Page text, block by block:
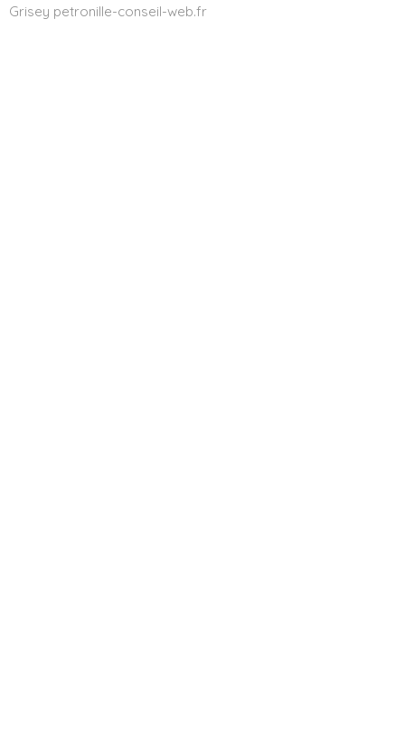
Grisey petronille-conseil-web.fr